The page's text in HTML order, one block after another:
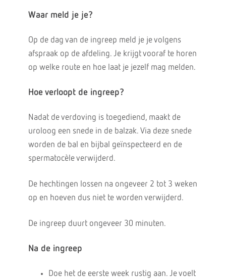
Waar meld je je?
Op de dag van de ingreep meld je je volgens
afspraak op de afdeling. Je krijgt vooraf te horen
op welke route en hoe laat je jezelf mag melden.
Hoe verloopt de ingreep?
Nadat de verdoving is toegediend, maakt de
uroloog een snede in de balzak. Via deze snede
worden de bal en bijbal geïnspecteerd en de
spermatocèle verwijderd.
De hechtingen lossen na ongeveer 2 tot 3 weken
op en hoeven dus niet te worden verwijderd.
De ingreep duurt ongeveer 30 minuten.
Na de ingreep
Doe het de eerste week rustig aan. Je voelt